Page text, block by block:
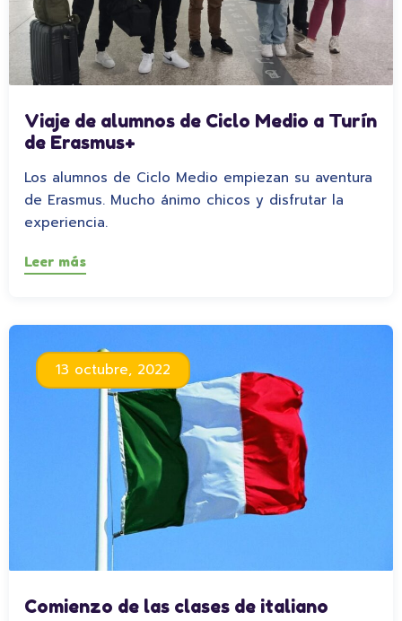
Viaje de alumnos de Ciclo Medio a Turín
de Erasmus+
Los alumnos de Ciclo Medio empiezan su aventura
de Erasmus. Mucho ánimo chicos y disfrutar la
experiencia.
Leer más
13 octubre, 2022
Comienzo de las clases de italiano